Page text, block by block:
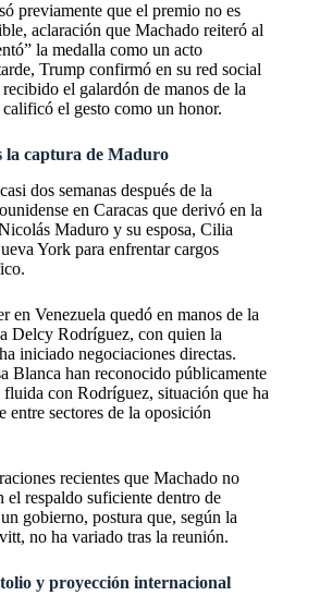
previamente que el premio no es
aclaración que Machado reiteró al
la medalla como un acto
Trump confirmó en su red social
el galardón de manos de la
el gesto como un honor.
la captura de Maduro
dos semanas después de la
en Caracas que derivó en la
Maduro y su esposa, Cilia
York para enfrentar cargos
en Venezuela quedó en manos de la
Delcy Rodríguez, con quien la
iniciado negociaciones directas.
Blanca han reconocido públicamente
con Rodríguez, situación que ha
entre sectores de la oposición
recientes que Machado no
el respaldo suficiente dentro de
gobierno, postura que, según la
no ha variado tras la reunión.
y proyección internacional